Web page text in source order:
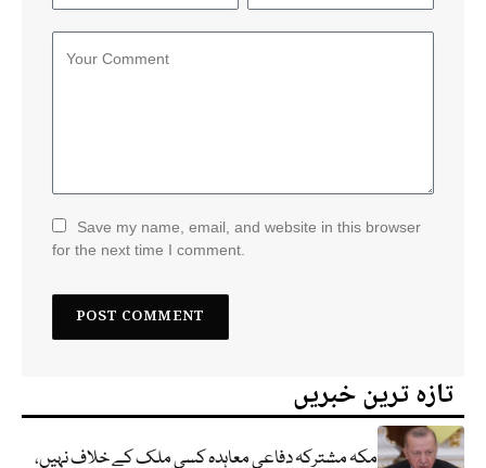
Save my name, email, and website in this browser
for the next time I comment.
تازہ ترین خبریں
مکہ مشترکہ دفاعی معاہدہ کسی ملک کے خلاف نہیں،